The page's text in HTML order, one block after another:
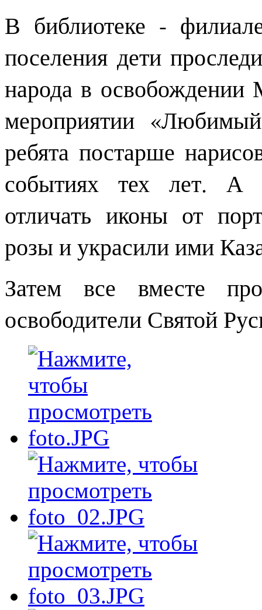
В библиотеке -
поселения дети
народа в
мероприятии
ребята постарше
событиях тех лет. А
отличать иконы от
розы и украсили ими
Затем все вместе
освободители Святой